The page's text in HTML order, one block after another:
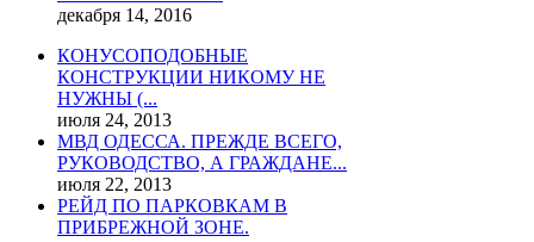
декабря 14, 2016
КОНУСОПОДОБНЫЕ
КОНСТРУКЦИИ НИКОМУ НЕ
НУЖНЫ (...
июля 24, 2013
МВД ОДЕССА. ПРЕЖДЕ ВСЕГО,
РУКОВОДСТВО, А ГРАЖДАНЕ...
июля 22, 2013
РЕЙД ПО ПАРКОВКАМ В
ПРИБРЕЖНОЙ ЗОНЕ.